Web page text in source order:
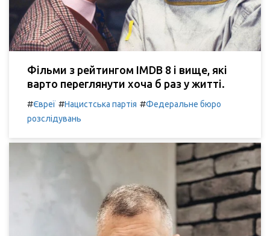
Фільми з рейтингом IMDB 8 і вище, які
варто переглянути хоча б раз у житті.
#Євреї #Нацистська партія #Федеральне бюро
розслідувань